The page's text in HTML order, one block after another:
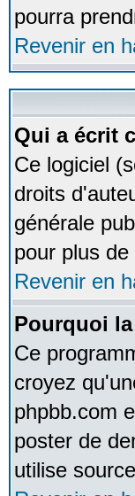
pourra
Revenir en
Qui a écrit
Ce logiciel
droits
générale
pour plus de
Revenir en
Pourquoi
Ce
croyez
phpbb.com
poster de
utilise